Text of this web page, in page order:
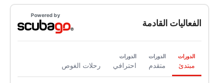
الفعاليات القادمة
Powered by
الدورات
مبتدئ
الدورات
متقدم
الدورات
احترافي رحلات الغوص